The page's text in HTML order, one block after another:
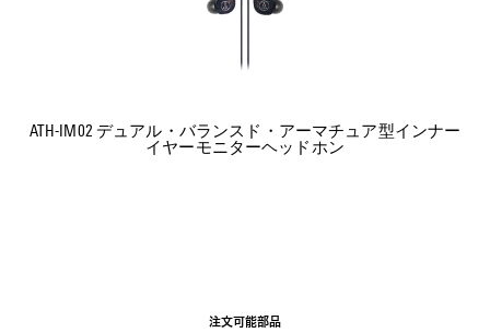
ATH-IM02 デュアル・バランスド・アーマチュア型インナー
イヤーモニターヘッドホン
注文可能部品